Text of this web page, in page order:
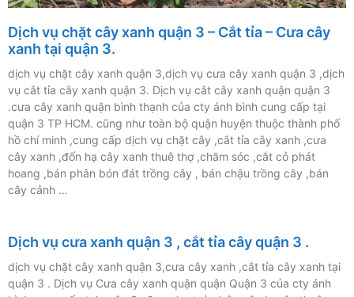
Dịch vụ chặt cây xanh quận 3 – Cắt tỉa – Cưa cây
xanh tại quận 3.
dịch vụ chặt cây xanh quận 3,dịch vụ cưa cây xanh quận 3 ,dịch
vụ cắt tỉa cây xanh quận 3. Dịch vụ cắt cây xanh quận quận 3
.cưa cây xanh quận bình thạnh của cty ánh bình cung cấp tại
quận 3 TP HCM. cũng như toàn bộ quận huyện thuộc thành phố
hồ chí minh ,cung cấp dịch vụ chặt cây ,cắt tỉa cây xanh ,cưa
cây xanh ,đốn hạ cây xanh thuê thợ ,chăm sóc ,cắt cỏ phát
hoang ,bán phân bón đát trồng cây , bán chậu trồng cây ,bán
cây cảnh …
Dịch vụ cưa xanh quận 3 , cắt tỉa cây quận 3 .
dịch vụ chặt cây xanh quận 3,cưa cây xanh ,cắt tỉa cây xanh tại
quận 3 . Dịch vụ Cưa cây xanh quận quận Quận 3 của cty ánh